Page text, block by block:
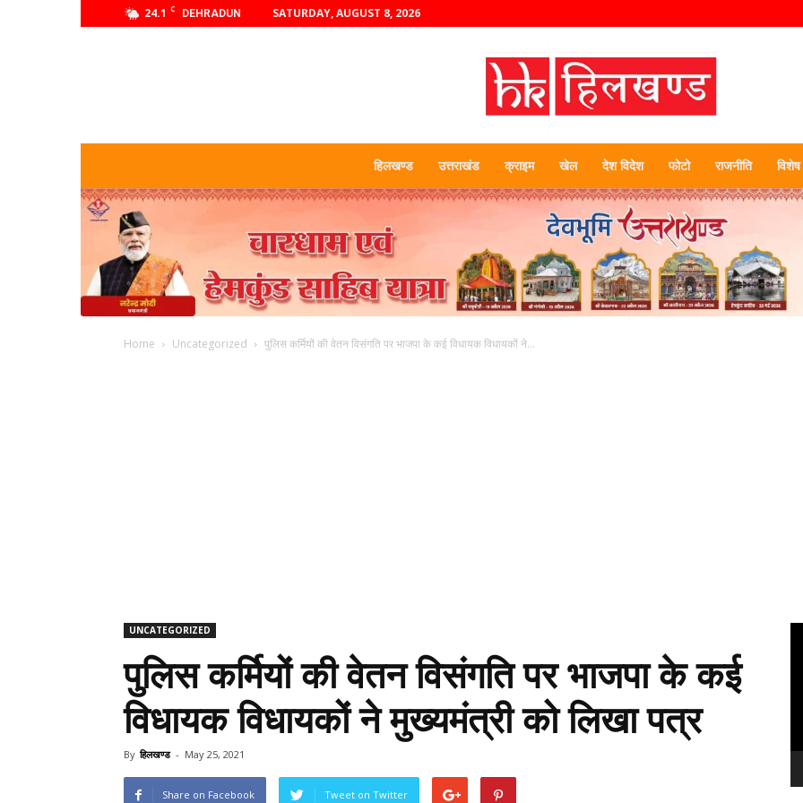
24.1 C DEHRADUN SATURDAY, AUGUST 8, 2026
हिलखण्ड
हिलखण्ड उत्तराखंड क्राइम खेल देश विदेश फोटो राजनीति विशेष
Home Uncategorized पुलिस कर्मियों की वेतन विसंगति पर भाजपा के कई विधायक विधायकों ने...
UNCATEGORIZED
पुलिस कर्मियों की वेतन विसंगति पर भाजपा के कई
विधायक विधायकों ने मुख्यमंत्री को लिखा पत्र
By हिलखण्ड - May 25, 2021
Share on Facebook Tweet on Twitter